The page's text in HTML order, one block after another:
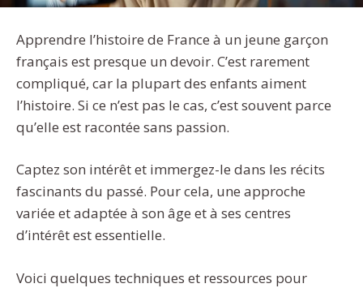
Apprendre l’histoire de France à un jeune garçon
français est presque un devoir. C’est rarement
compliqué, car la plupart des enfants aiment
l’histoire. Si ce n’est pas le cas, c’est souvent parce
qu’elle est racontée sans passion.
Captez son intérêt et immergez-le dans les récits
fascinants du passé. Pour cela, une approche
variée et adaptée à son âge et à ses centres
d’intérêt est essentielle.
Voici quelques techniques et ressources pour